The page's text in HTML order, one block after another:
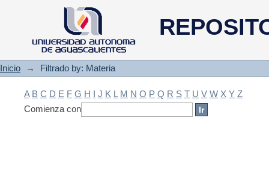
Filtrado by: Materia
Inicio → Filtrado by: Materia
A B C D E F G H I J K L M N O P Q R S T U V W X Y Z
Comienza con